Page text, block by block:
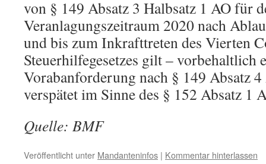
von § 149 Absatz 3 Halbsatz 1 AO für
Veranlagungszeitraum 2020 nach
und bis zum Inkrafttreten des Vierten
Steuerhilfegesetzes gilt – vorbehaltlich
Vorabanforderung nach § 149 Absatz
verspätet im Sinne des § 152 Absatz 1
Quelle: BMF
Veröffentlicht unter Mandanteninfos | Kommentar hinterlassen